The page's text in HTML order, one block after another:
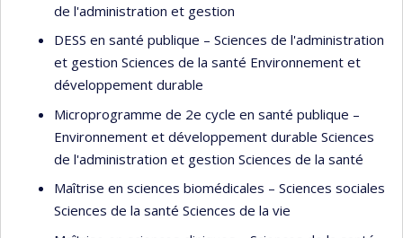
de l'administration et gestion
DESS en santé publique – Sciences de l'administration
et gestion Sciences de la santé Environnement et
développement durable
Microprogramme de 2e cycle en santé publique –
Environnement et développement durable Sciences
de l'administration et gestion Sciences de la santé
Maîtrise en sciences biomédicales – Sciences sociales
Sciences de la santé Sciences de la vie